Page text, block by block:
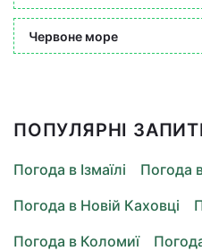
Червоне море
ПОПУЛЯРНІ
Погода в Ізмаїлі
Погода
Погода в Новій Каховці
Погода в Коломиї